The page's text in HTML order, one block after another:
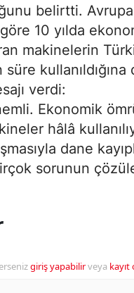
belirtti. Avrupa
10 yılda
makinelerin
kullanıldığına
verdi:
Ekonomik
hâlâ
dane
sorunun
giriş yapabilirveya